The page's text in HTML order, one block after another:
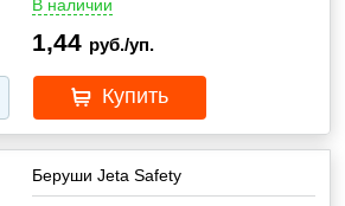
В наличии
1,44 руб./уп.
Купить
Беруши Jeta Safety